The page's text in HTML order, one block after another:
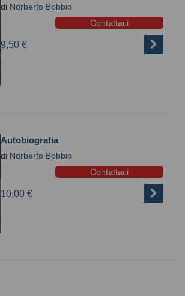
di Norberto Bobbio
Contattaci
9,50 €
Autobiografia
di Norberto Bobbio
Contattaci
10,00 €